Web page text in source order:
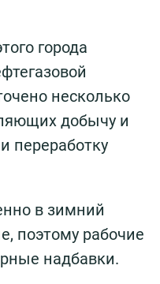
города
несколько
добычу и
переработку
в зимний
поэтому рабочие
надбавки.